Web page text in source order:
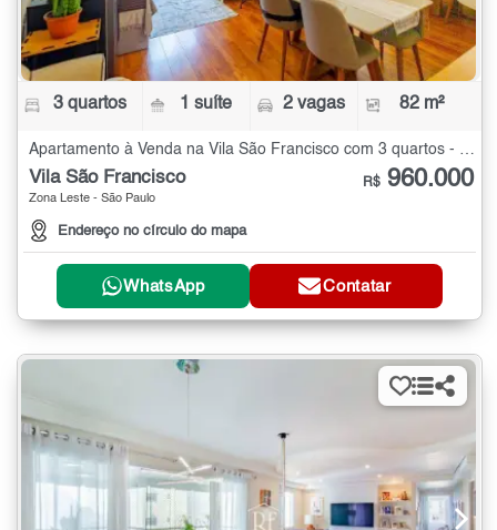
3 quartos 1 suíte 2 vagas 82 m²
Apartamento à Venda na Vila São Francisco com 3 quartos - 82 m²
Vila São Francisco
Zona Leste - São Paulo
Endereço no círculo do mapa
R$ 960.000
WhatsApp Contatar